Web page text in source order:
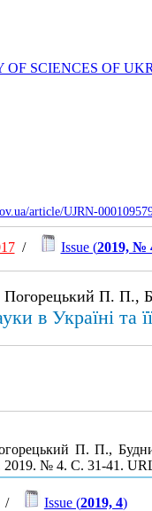
SCIENCES OF
article/UJRN-
/ Issue (2019, №
П. П.,
в Україні та
П. П.,
2019. № 4. С. 31-41.
Issue (2019, 4)